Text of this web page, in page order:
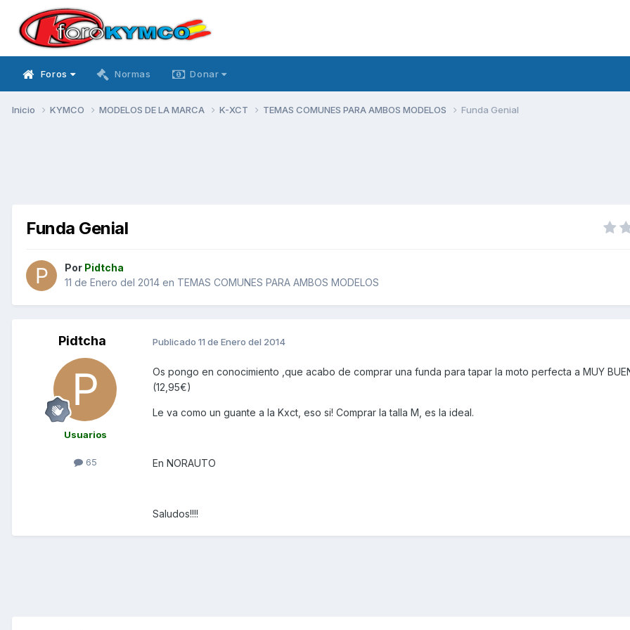
Foros Normas Donar
Inicio KYMCO MODELOS DE LA MARCA K-XCT TEMAS COMUNES PARA AMBOS MODELOS Funda Genial
Funda Genial
Por Pidtcha
11 de Enero del 2014 en TEMAS COMUNES PARA AMBOS MODELOS
Pidtcha
Usuarios
65
Publicado 11 de Enero del 2014
Os pongo en conocimiento ,que acabo de comprar una funda para tapar la moto perfecta a MUY
(12,95€)
Le va como un guante a la Kxct, eso si! Comprar la talla M, es la ideal.
En NORAUTO
Saludos!!!!